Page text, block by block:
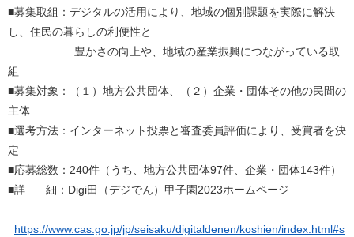
■募集取組：デジタルの活用により、地域の個別課題を実際に解決
し、住民の暮らしの利便性と
豊かさの向上や、地域の産業振興につながっている取
組
■募集対象：（１）地方公共団体、（２）企業・団体その他の民間の
主体
■選考方法：インターネット投票と審査委員評価により、受賞者を決
定
■応募総数：240件（うち、地方公共団体97件、企業・団体143件）
■詳 細：Digi田（デジでん）甲子園2023ホームページ
https://www.cas.go.jp/jp/seisaku/digitaldenen/koshien/index.html#s